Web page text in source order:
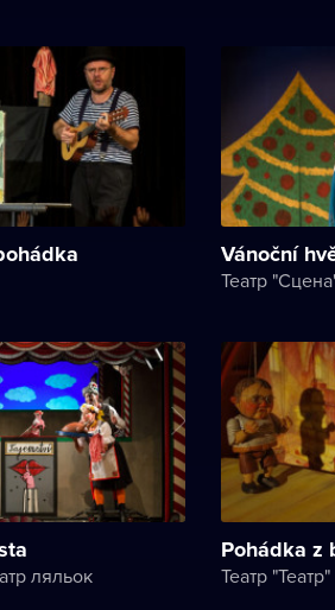
Vánoční
Театр
ляльок
Pohádka z
Театр "Театр"